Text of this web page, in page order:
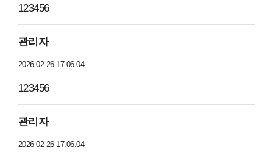
123456
관리자
2026-02-26 17:06:04
123456
관리자
2026-02-26 17:06:04